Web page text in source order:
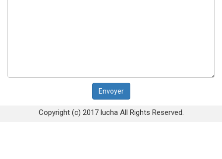
Copyright (c) 2017 lucha All Rights Reserved.